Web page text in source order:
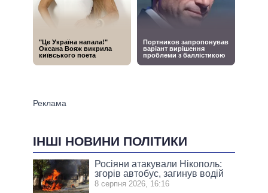
ІНШІ НОВИНИ ПОЛІТИКИ
Росіяни атакували Нікополь:
згорів автобус, загинув водій
8 серпня 2026, 16:16